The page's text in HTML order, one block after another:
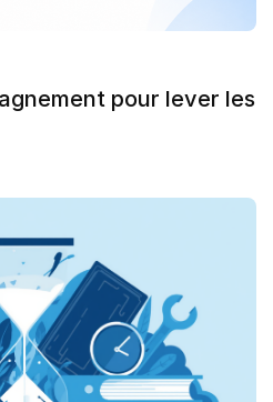
pour lever les